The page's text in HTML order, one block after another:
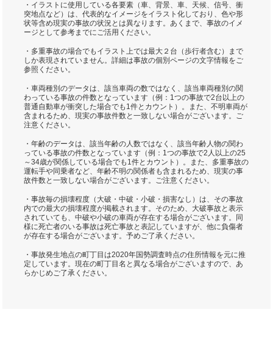
・イラストに使用している各要素（車、背景、車、天候、信号、衝
突地点など）は、代表的なイメージをイラスト化しており、色や形
状等含め現実の事故の状況とは異なります。あくまで、事故のイメ
ージとして参考までにご活用ください。
・多重事故の場合でもイラスト上では最大２台（歩行者含む）まで
しか表現されていません。詳細は事故の個別ページの文字情報をご
参照ください。
・車両種別のデータは、該当車両の数ではなく、該当車両種別の関
わっている事故の件数となっています（例：1つの事故で2台以上の
普通自動車が衝突した場合でも1件とカウント）。また、不明車両が
含まれるため、現実の事故件数と一致しない場合がございます。ご
注意ください。
・年齢のデータは、該当年齢の人数ではなく、該当年齢人物の関わ
っている事故の件数となっています（例：1つの事故で2人以上の25
～34歳が関係している場合でも1件とカウント）。また、多重事故の
運転手や同乗者など、年齢不明の関係者も含まれるため、現実の事
故件数と一致しない場合がございます。ご注意ください。
・事故毎の損壊程度（大破・中破・小破・損害なし）は、その事故
内での最大の損壊程度が掲載されます。そのため、大破事故と表示
されていても、中破や小破の車両が存在する場合がございます。同
様に死亡者のいる事故は死亡事故と表記していますが、他に負傷者
が存在する場合がございます。予めご了承ください。
・事故発生地点の町丁目は2020年国勢調査時点の住所情報を元に推
定しています。現在の町丁目名と異なる場合がございますので、あ
らかじめご了承ください。